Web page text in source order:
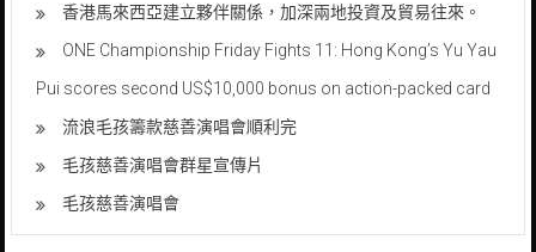
香港馬來西亞建立夥伴關係，加深兩地投資及貿易往來。
ONE Championship Friday Fights 11: Hong Kong’s Yu Yau
Pui scores second US$10,000 bonus on action-packed card
流浪毛孩籌款慈善演唱會順利完
毛孩慈善演唱會群星宣傳片
毛孩慈善演唱會